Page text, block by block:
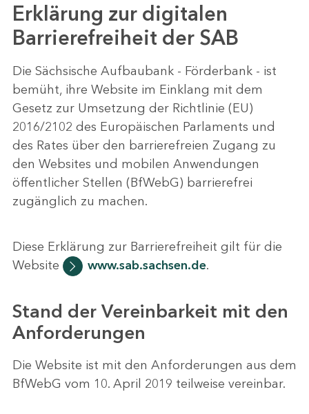
Erklärung zur digitalen
Barrierefreiheit der SAB
Die Sächsische Aufbaubank - Förderbank - ist
bemüht, ihre Website im Einklang mit dem
Gesetz zur Umsetzung der Richtlinie (EU)
2016/2102 des Europäischen Parlaments und
des Rates über den barrierefreien Zugang zu
den Websites und mobilen Anwendungen
öffentlicher Stellen (BfWebG) barrierefrei
zugänglich zu machen.
Diese Erklärung zur Barrierefreiheit gilt für die
Website
www.sab.sachsen.de.
Stand der Vereinbarkeit mit den
Anforderungen
Die Website ist mit den Anforderungen aus dem
BfWebG vom 10. April 2019 teilweise vereinbar.